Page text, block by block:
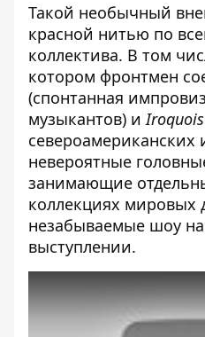
Такой необычный
красной нитью по
коллектива. В том
котором фронтмен
(спонтанная
музыкантов) и Iroquois
североамериканских
невероятные
занимающие
коллекциях мировых
незабываемые шоу
выступлении.